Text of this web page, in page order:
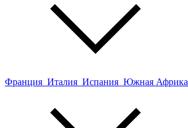
Франция Италия Испания Южная Африка